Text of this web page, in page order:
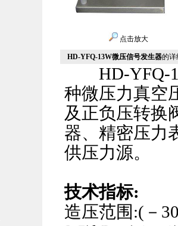
点击放大
HD-YFQ-13W微压信号发生器的详
HD-YFQ-
种微压力真空压
及正负压转换
器、 精密压力
供压力源。
技术指标:
造压范围:(－